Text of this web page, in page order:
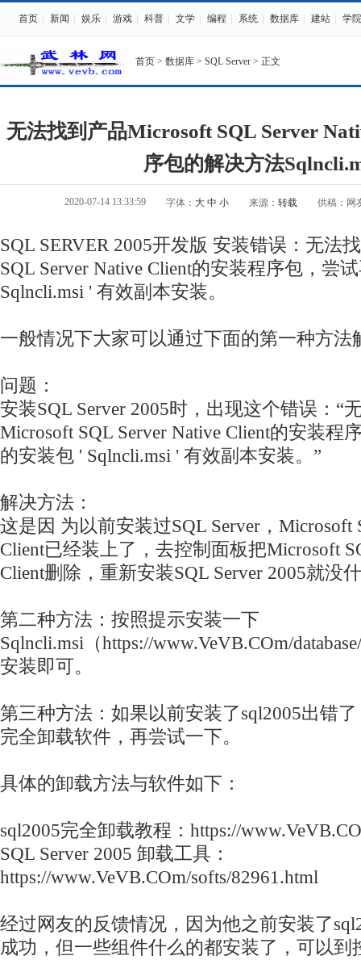
首页 新闻 娱乐 游戏 科普 文学 编程 系统 数据库 建站 学院
首页 > 数据库 > SQL Server > 正文
无法找到产品Microsoft SQL Server
序包的解决方法
2020-07-14 13:33:59 字体： 大 中 小 来源： 转载 供稿：网
SQL SERVER 2005开发版 安装错误：无法
SQL Server Native Client的安装程序包，尝
Sqlncli.msi ' 有效副本安装。
一般情况下大家可以通过下面的第一种方法
问题：
安装SQL Server 2005时，出现这个错误：“
Microsoft SQL Server Native Client的安装程
的安装包 ' Sqlncli.msi ' 有效副本安装。”
解决方法：
这是因 为以前安装过SQL Server，Microsoft
Client已经装上了，去控制面板把Microsoft
Client删除，重新安装SQL Server 2005就没
第二种方法：按照提示安装一下
Sqlncli.msi（https://www.VeVB.COm/
安装即可。
第三种方法：如果以前安装了sql2005出错
完全卸载软件，再尝试一下。
具体的卸载方法与软件如下：
sql2005完全卸载教程：https://
SQL Server 2005 卸载工具：
https://www.VeVB.COm/softs/82961.html
经过网友的反馈情况，因为他之前安装了
成功，但一些组件什么的都安装了，可以到